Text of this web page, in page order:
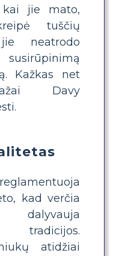
kai jie mato,
tuščių
neatrodo
Kažkas net
Davy
kad verčia
dalyvauja
tradicijos.
atidžiai